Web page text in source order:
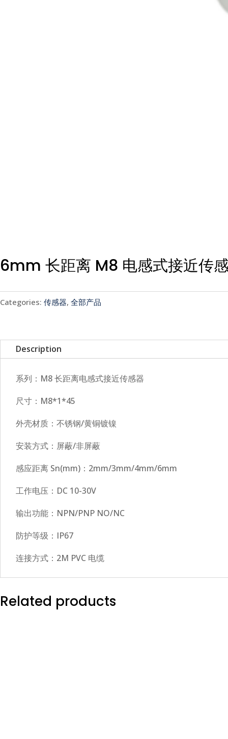
6mm 长距离 M8 电感式接近传
Categories: 传感器, 全部产品
Description
系列：M8 长距离电感式接近传感器
尺寸：M8*1*45
外壳材质：不锈钢/黄铜镀镍
安装方式：屏蔽/非屏蔽
感应距离 Sn(mm)：2mm/3mm/4mm/6mm
工作电压：DC 10-30V
输出功能：NPN/PNP NO/NC
防护等级：IP67
连接方式：2M PVC 电缆
Related products